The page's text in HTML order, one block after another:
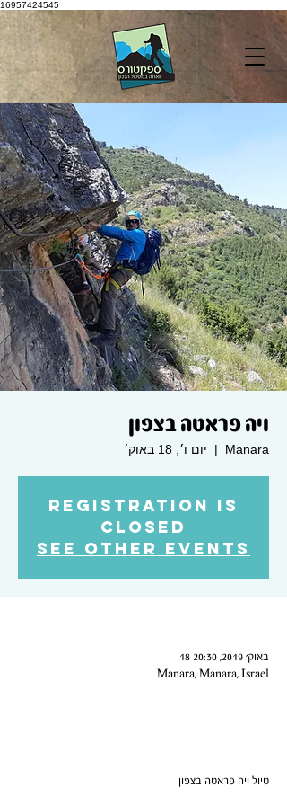
16957424545
ויה פראטה בצפון
יום ו׳, 18 באוק׳
  |
Manara
Registration is
Closed
See other events
18 באוק׳ 2019, 20:30
Manara, Manara, Israel